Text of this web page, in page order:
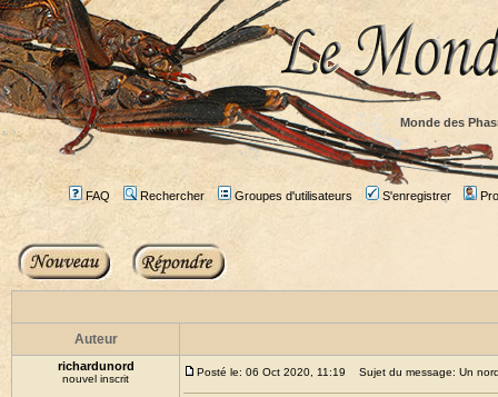
Monde des
FAQ Rechercher Groupes d'utilisateurs S'enregistrer
Auteur
richardunord
nouvel inscrit
Posté le: 06 Oct 2020, 11:19 Sujet du message: Un